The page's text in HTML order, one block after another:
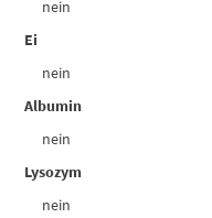
nein
Ei
nein
Albumin
nein
Lysozym
nein